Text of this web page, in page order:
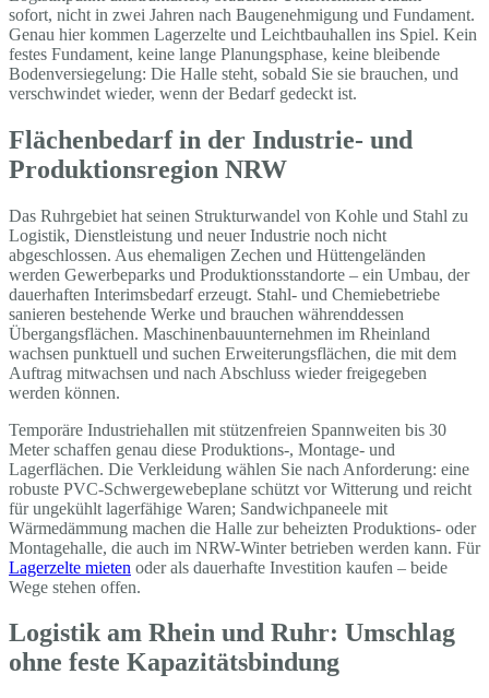
sofort, nicht in zwei Jahren nach Baugenehmigung und Fundament.
Genau hier kommen Lagerzelte und Leichtbauhallen ins Spiel. Kein
festes Fundament, keine lange Planungsphase, keine bleibende
Bodenversiegelung: Die Halle steht, sobald Sie sie brauchen, und
verschwindet wieder, wenn der Bedarf gedeckt ist.
Flächenbedarf in der Industrie- und
Produktionsregion NRW
Das Ruhrgebiet hat seinen Strukturwandel von Kohle und Stahl zu
Logistik, Dienstleistung und neuer Industrie noch nicht
abgeschlossen. Aus ehemaligen Zechen und Hüttengeländen
werden Gewerbeparks und Produktionsstandorte – ein Umbau, der
dauerhaften Interimsbedarf erzeugt. Stahl- und Chemiebetriebe
sanieren bestehende Werke und brauchen währenddessen
Übergangsflächen. Maschinenbauunternehmen im Rheinland
wachsen punktuell und suchen Erweiterungsflächen, die mit dem
Auftrag mitwachsen und nach Abschluss wieder freigegeben
werden können.
Temporäre Industriehallen mit stützenfreien Spannweiten bis 30
Meter schaffen genau diese Produktions-, Montage- und
Lagerflächen. Die Verkleidung wählen Sie nach Anforderung: eine
robuste PVC-Schwergewebeplane schützt vor Witterung und reicht
für ungekühlt lagerfähige Waren; Sandwichpaneele mit
Wärmedämmung machen die Halle zur beheizten Produktions- oder
Montagehalle, die auch im NRW-Winter betrieben werden kann. Für
Lagerzelte mieten oder als dauerhafte Investition kaufen – beide
Wege stehen offen.
Logistik am Rhein und Ruhr: Umschlag
ohne feste Kapazitätsbindung